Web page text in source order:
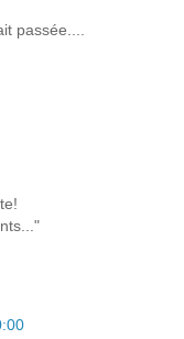
passée....